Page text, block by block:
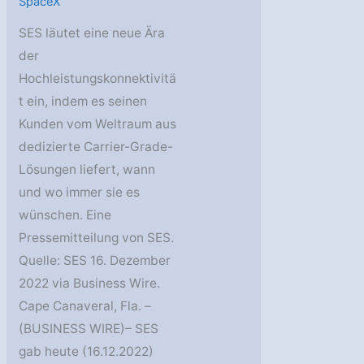
SES läutet eine neue Ära
der
Hochleistungskonnektivitä
t ein, indem es seinen
Kunden vom Weltraum aus
dedizierte Carrier-Grade-
Lösungen liefert, wann
und wo immer sie es
wünschen. Eine
Pressemitteilung von SES.
Quelle: SES 16. Dezember
2022 via Business Wire.
Cape Canaveral, Fla. –
(BUSINESS WIRE)– SES
gab heute (16.12.2022)